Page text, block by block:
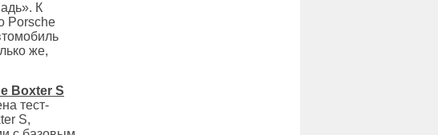
К
Porsche
же,
Boxter S
тест-
S,